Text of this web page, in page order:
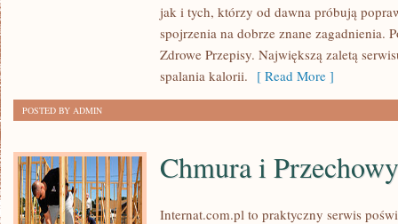
jak i tych, którzy od dawna próbują
spojrzenia na dobrze znane zagadnienia.
Zdrowe Przepisy. Największą zaletą
spalania kalorii. [ Read More ]
POSTED BY ADMIN
Chmura i
Internat.com.pl to praktyczny serwis